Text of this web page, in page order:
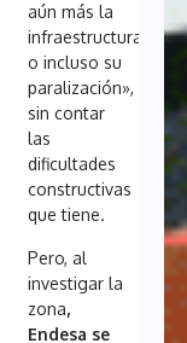
aún más la
infraestructura
o incluso su
paralización»,
sin contar
las
dificultades
constructivas
que tiene.
Pero, al
investigar la
zona,
Endesa se